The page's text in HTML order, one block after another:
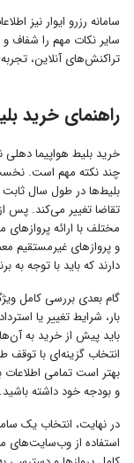
سامانه رزرو ایوار نیز
سایر نکات مهم را شفاف
تراکنش‌های آنلاین،
راهنمای خرید
خرید بلیط هواپیما دهلی
چند نکته مهم است. نخست
بلیط‌ها در طول سال
تقاضا تغییر می‌کند. پس
مختلف با ارائه
و پروازهای غیرمستقیم
دارند که باید با توجه به
گام بعدی بررسی کامل
بار، شرایط تغییر یا
باید پیش از خرید به
انتخاب گزینه‌ای با توقف
بهتر است تمامی اطلاعات
و بودجه خود داشته باشید.
در نهایت، انتخاب یک
استفاده از وب‌سایت‌های